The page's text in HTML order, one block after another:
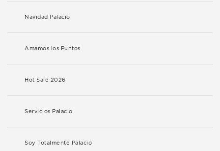
Navidad Palacio
Amamos los Puntos
Hot Sale 2026
Servicios Palacio
Soy Totalmente Palacio